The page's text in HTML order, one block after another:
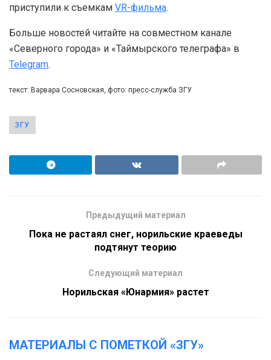
приступили к съемкам VR-фильма.
Больше новостей читайте на совместном канале
«Северного города» и «Таймырского телеграфа» в
Telegram.
текст: Варвара Сосновская, фото: пресс-служба ЗГУ
ЗГУ
Предыдущий материал
Пока не растаял снег, норильские краеведы
подтянут теорию
Следующий материал
Норильская «Юнармия» растет
МАТЕРИАЛЫ С ПОМЕТКОЙ «ЗГУ»